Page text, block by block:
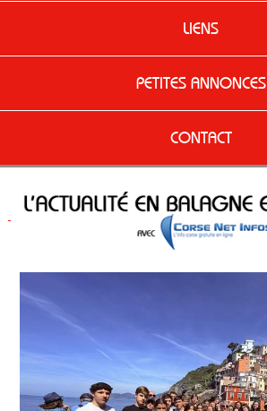
LIENS
PETITES ANNONCES
CONTACT